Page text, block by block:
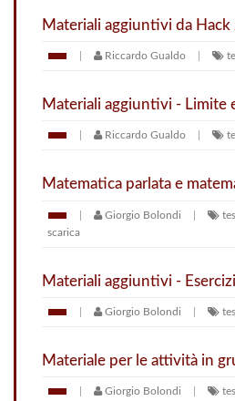
Materiali aggiuntivi da
Riccardo Gualdo
Materiali aggiuntivi - Limite
Riccardo Gualdo
Matematica parlata e
Giorgio Bolondi
scarica
Materiali aggiuntivi -
Giorgio Bolondi
Materiale per le attività in
Giorgio Bolondi